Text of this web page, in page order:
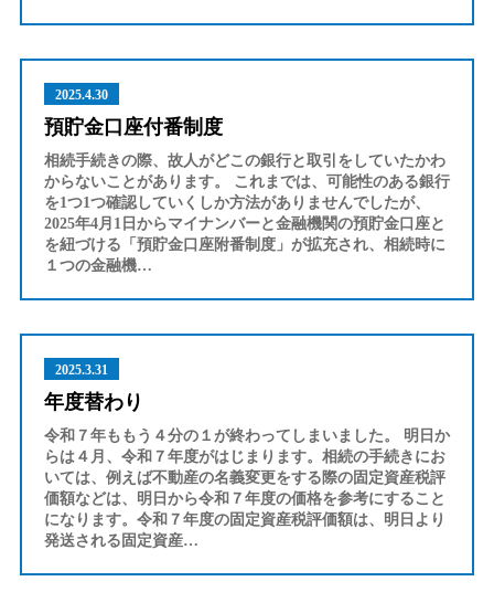
2025.4.30
預貯金口座付番制度
相続手続きの際、故人がどこの銀行と取引をしていたかわ
からないことがあります。 これまでは、可能性のある銀行
を1つ1つ確認していくしか方法がありませんでしたが、
2025年4月1日からマイナンバーと金融機関の預貯金口座と
を紐づける「預貯金口座附番制度」が拡充され、相続時に
１つの金融機…
2025.3.31
年度替わり
令和７年ももう４分の１が終わってしまいました。 明日か
らは４月、令和７年度がはじまります。相続の手続きにお
いては、例えば不動産の名義変更をする際の固定資産税評
価額などは、明日から令和７年度の価格を参考にすること
になります。令和７年度の固定資産税評価額は、明日より
発送される固定資産…